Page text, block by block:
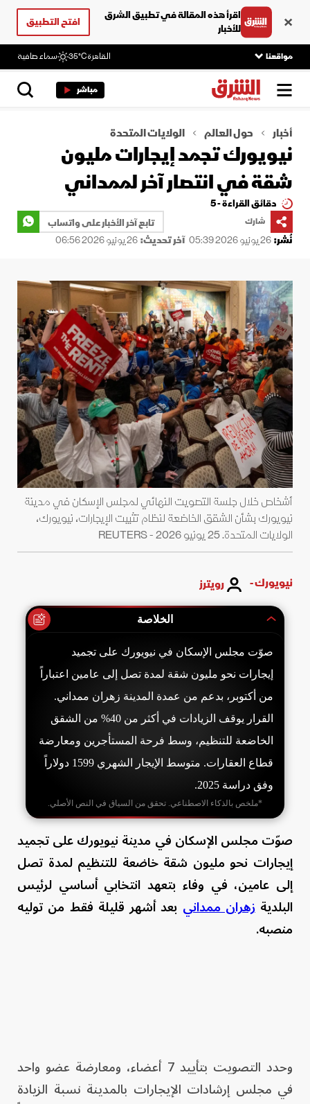
اقرأ هذه المقالة في تطبيق الشرق
للأخبار
افتح التطبيق
مواقعنا القاهرة35°C سماء صافية
مباشر
أخبار حول العالم الولايات المتحدة
نيويورك تجمد إيجارات مليون
شقة في انتصار آخر لممداني
دقائق القراءة - 5
شارك
تابع آخر الأخبار على واتساب
نُشر:26 يونيو 2026 05:39 آخر تحديث:26 يونيو 2026 06:56
أشخاص خلال جلسة التصويت النهائي لمجلس الإسكان في مدينة
نيويورك بشأن الشقق الخاضعة لنظام تثبيت الإيجارات، نيويورك،
الولايات المتحدة. 25 يونيو 2026 - REUTERS
نيويورك - رويترز
الخلاصة
صوّت مجلس الإسكان في نيويورك على تجميد
إيجارات نحو مليون شقة لمدة تصل إلى عامين اعتباراً
من أكتوبر، بدعم من عمدة المدينة زهران ممداني.
القرار يوقف الزيادات في أكثر من 40% من الشقق
الخاضعة للتنظيم، وسط فرحة المستأجرين ومعارضة
قطاع العقارات. متوسط الإيجار الشهري 1599 دولاراً
وفق دراسة 2025.
*ملخص بالذكاء الاصطناعي. تحقق من السياق في النص الأصلي.
صوّت مجلس الإسكان في مدينة نيويورك على تجميد
إيجارات نحو مليون شقة خاضعة للتنظيم لمدة تصل
إلى عامين، في وفاء بتعهد انتخابي أساسي لرئيس
البلديةزهران ممداني بعد أشهر قليلة فقط من توليه
منصبه.
وحدد التصويت بتأييد 7 أعضاء، ومعارضة عضو واحد
في مجلس إرشادات الإيجارات بالمدينة نسبة الزيادة